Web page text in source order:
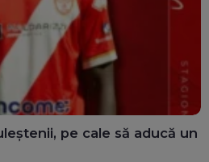
pe cale să aducă un